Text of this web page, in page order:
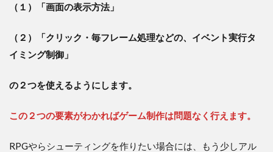
（１）「画面の表示方法」
（２）「クリック・毎フレーム処理などの、イベント実行タ
イミング制御」
の２つを使えるようにします。
この２つの要素がわかればゲーム制作は問題なく行えます。
RPGやらシューティングを作りたい場合には、もう少しアル